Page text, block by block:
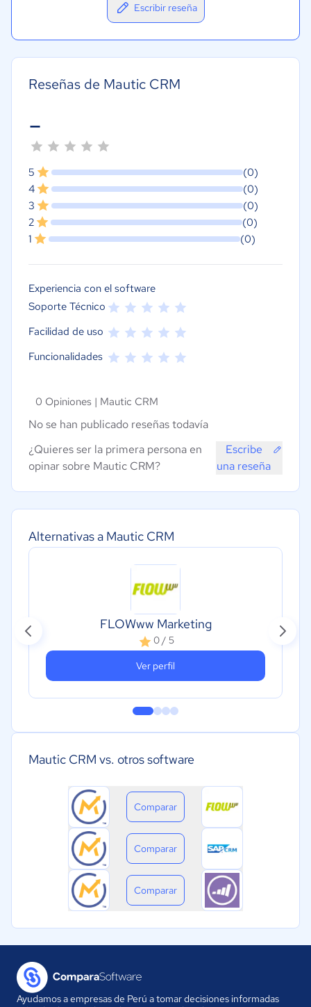
Alternativas a Mautic CRM
FLOWww Marketing
0 / 5
Ver perfil
Mautic CRM vs. otros software
Comparar
Comparar
Comparar
Escribir reseña
Reseñas de Mautic CRM
-
5
(0)
4
(0)
3
(0)
2
(0)
1
(0)
Experiencia con el software
Soporte Técnico
Facilidad de uso
Funcionalidades
0 Opiniones | Mautic CRM
No se han publicado reseñas todavía
¿Quieres ser la primera persona en
opinar sobre Mautic CRM?
Escribe
una reseña
Ayudamos a empresas de Perú a tomar decisiones informadas